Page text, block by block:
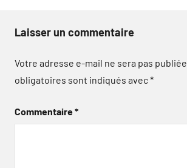
Laisser un commentaire
Votre adresse e-mail ne sera pas publiée.
obligatoires sont indiqués avec*
Commentaire*